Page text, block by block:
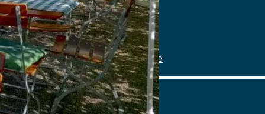
Tel.: Tel.: 09078-912320
Details
www.alte-brauerei-mertingen.de
Alte Posthalterei